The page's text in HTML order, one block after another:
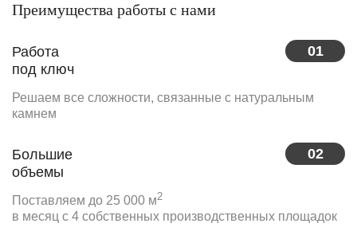
Преимущества работы с нами
01
Работа
под ключ
Решаем все сложности, связанные с натуральным
камнем
02
Большие
объемы
Поставляем до 25 000 м2
в месяц с 4 собственных производственных площадок